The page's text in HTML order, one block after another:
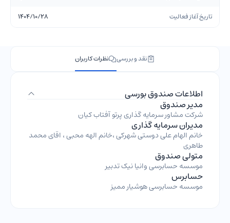
تاریخ آغاز فعالیت
1404/10/28
نقد و بررسی نظرات کاربران
اطلاعات صندوق بورسی
مدیر صندوق
شرکت مشاور سرمایه گذاری پرتو آفتاب کیان
مدیران سرمایه گذاری
خانم الهام علی دوستی شهرکی ،خانم الهه محبی ، اقای محمد
طاهری
متولی صندوق
موسسه حسابرسی وانیا نیک تدبیر
حسابرس
موسسه حسابرسی هوشیار ممیز